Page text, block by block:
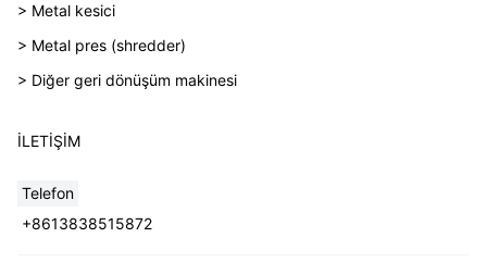
> Metal kesici
> Metal pres (shredder)
> Diğer geri dönüşüm makinesi
İLETIŞIM
Telefon
+8613838515872